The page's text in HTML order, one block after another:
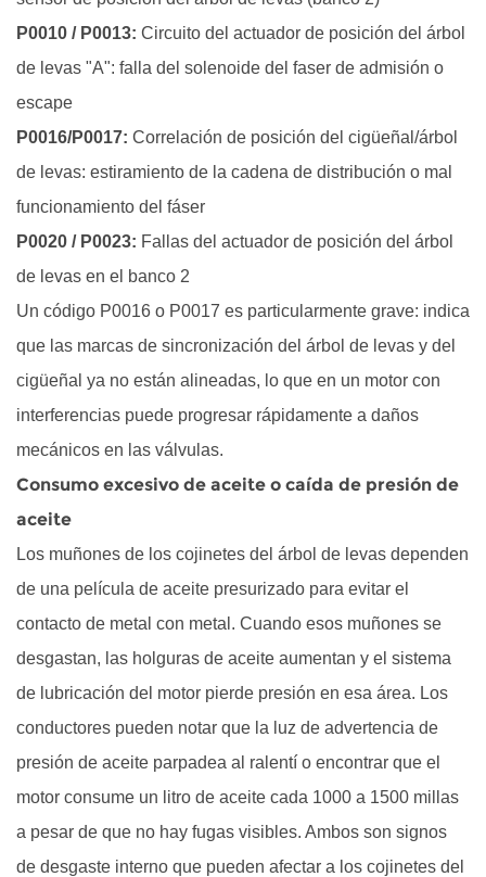
P0010 / P0013: Circuito del actuador de posición del árbol
de levas "A": falla del solenoide del faser de admisión o
escape
P0016/P0017: Correlación de posición del cigüeñal/árbol
de levas: estiramiento de la cadena de distribución o mal
funcionamiento del fáser
P0020 / P0023: Fallas del actuador de posición del árbol
de levas en el banco 2
Un código P0016 o P0017 es particularmente grave: indica
que las marcas de sincronización del árbol de levas y del
cigüeñal ya no están alineadas, lo que en un motor con
interferencias puede progresar rápidamente a daños
mecánicos en las válvulas.
Consumo excesivo de aceite o caída de presión de
aceite
Los muñones de los cojinetes del árbol de levas dependen
de una película de aceite presurizado para evitar el
contacto de metal con metal. Cuando esos muñones se
desgastan, las holguras de aceite aumentan y el sistema
de lubricación del motor pierde presión en esa área. Los
conductores pueden notar que la luz de advertencia de
presión de aceite parpadea al ralentí o encontrar que el
motor consume un litro de aceite cada 1000 a 1500 millas
a pesar de que no hay fugas visibles. Ambos son signos
de desgaste interno que pueden afectar a los cojinetes del